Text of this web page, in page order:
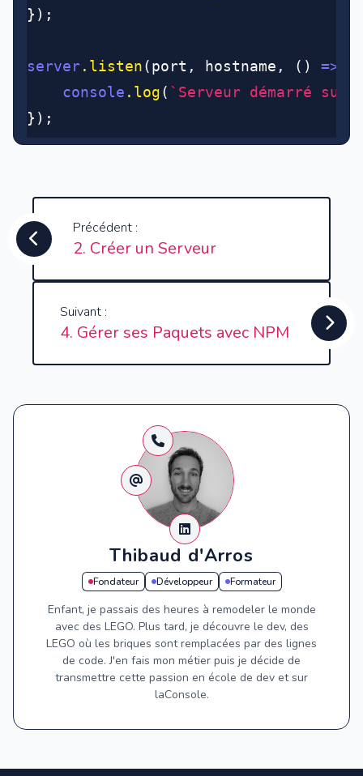
});
server.listen(port , hostname , () =>
	console
.log( `Serveur démarré
});
Précédent :
2. Créer un Serveur
Suivant :
4. Gérer ses Paquets avec NPM
Thibaud d'Arros
Fondateur Développeur Formateur
Enfant, je passais des heures à remodeler le monde
avec des LEGO. Plus tard, je découvre le dev, des
LEGO où les briques sont remplacées par des lignes
de code. J'en fais mon métier puis je décide de
transmettre cette passion en école de dev et sur
laConsole.